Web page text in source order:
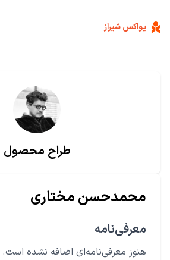
یواکس شیراز
طراح محصول
محمدحسن مختاری
معرفی‌نامه
هنوز معرفی‌نامه‌ای اضافه نشده است.